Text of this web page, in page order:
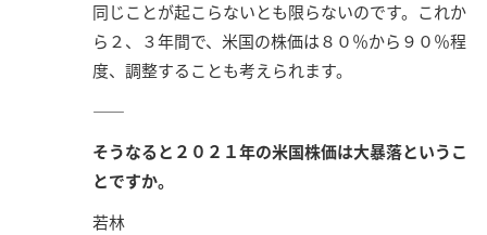
同じことが起こらないとも限らないのです。これか
ら２、３年間で、米国の株価は８０％から９０％程
度、調整することも考えられます。
――
そうなると２０２１年の米国株価は大暴落というこ
とですか。
若林